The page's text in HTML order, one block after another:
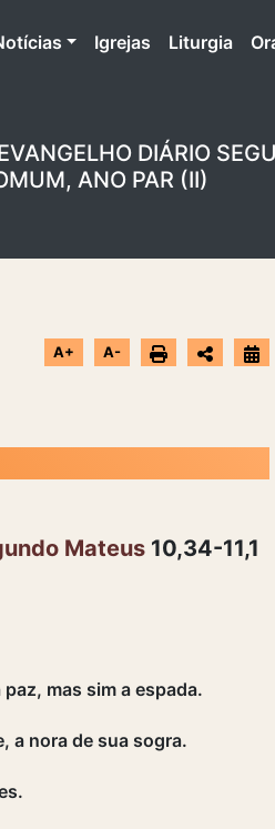
Igrejas Liturgia
DIÁRIO
ANO PAR (II)
A+ A-
Mateus 10,34-11,1
mas sim a espada.
a nora de sua sogra.